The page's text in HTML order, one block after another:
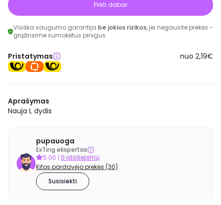
Pirkti dabar
Visiška saugumo garantija be jokios rizikos, jei negausite prekės -
grąžinsime sumokėtus pinigus.
Pristatymas nuo 2,19€
Aprašymas
Nauja L dydis
pupauoga
ExTing ekspertas
5.00 | 0 atsiliepimų
Kitos pardavėjo prekės (30)
Susisiekti